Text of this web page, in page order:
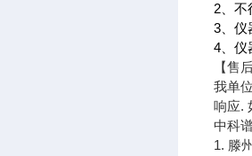
2、不
3、仪
4、仪
【售
我单
响应.
中科
1. 滕